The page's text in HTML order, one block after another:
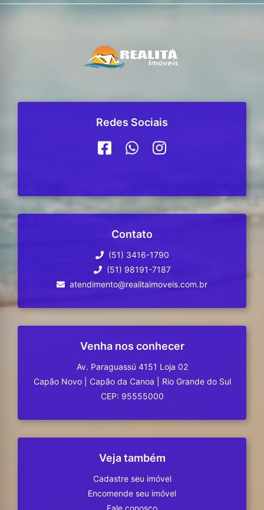
Redes Sociais
Contato
(51) 3416-1790
(51) 98191-7187
atendimento@realitaimoveis.com.br
Venha nos conhecer
Av. Paraguassú 4151 Loja 02
Capão Novo
Capão da Canoa
Rio Grande do Sul
CEP: 95555000
Veja também
Cadastre seu imóvel
Encomende seu imóvel